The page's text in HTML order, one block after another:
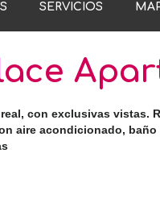
SERVICIOS
con exclusivas vistas.
aire acondicionado,